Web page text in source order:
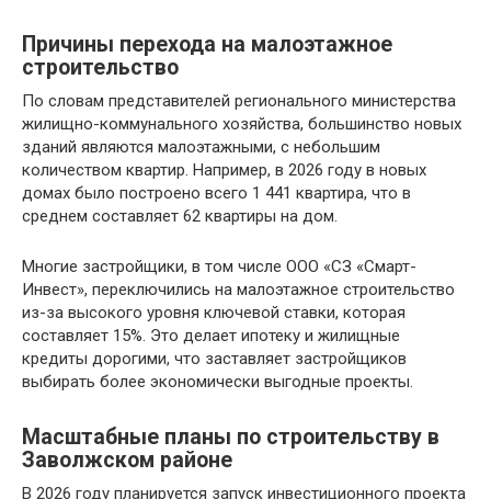
Причины перехода на малоэтажное
строительство
По словам представителей регионального министерства
жилищно-коммунального хозяйства, большинство новых
зданий являются малоэтажными, с небольшим
количеством квартир. Например, в 2026 году в новых
домах было построено всего 1 441 квартира, что в
среднем составляет 62 квартиры на дом.
Многие застройщики, в том числе ООО «СЗ «Смарт-
Инвест», переключились на малоэтажное строительство
из-за высокого уровня ключевой ставки, которая
составляет 15%. Это делает ипотеку и жилищные
кредиты дорогими, что заставляет застройщиков
выбирать более экономически выгодные проекты.
Масштабные планы по строительству в
Заволжском районе
В 2026 году планируется запуск инвестиционного проекта